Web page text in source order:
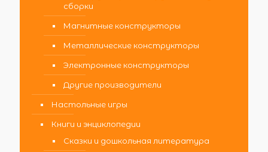
сборки
Магнитные конструкторы
Металлические конструкторы
Электронные конструкторы
Другие производители
Настольные игры
Книги и энциклопедии
Сказки и дошкольная литература